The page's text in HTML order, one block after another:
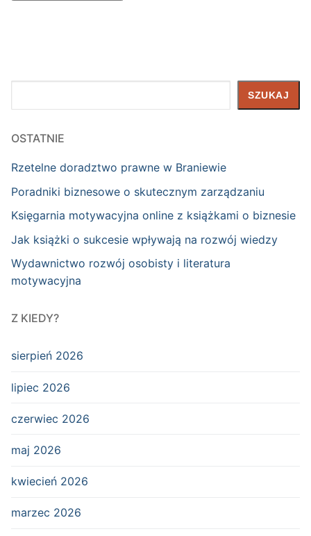
SZUKAJ
OSTATNIE
Rzetelne doradztwo prawne w Braniewie
Poradniki biznesowe o skutecznym zarządzaniu
Księgarnia motywacyjna online z książkami o biznesie
Jak książki o sukcesie wpływają na rozwój wiedzy
Wydawnictwo rozwój osobisty i literatura
motywacyjna
Z KIEDY?
sierpień 2026
lipiec 2026
czerwiec 2026
maj 2026
kwiecień 2026
marzec 2026